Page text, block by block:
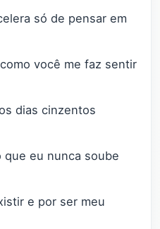
só de pensar em
você me faz sentir
dias cinzentos
que eu nunca soube
e por ser meu